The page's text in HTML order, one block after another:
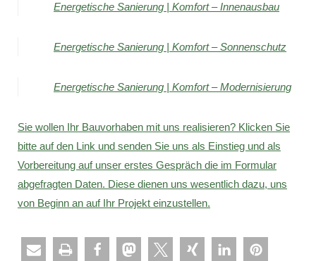
Energetische Sanierung | Komfort – Innenausbau
Energetische Sanierung | Komfort – Sonnenschutz
Energetische Sanierung | Komfort – Modernisierung
Sie wollen Ihr Bauvorhaben mit uns realisieren? Klicken Sie
bitte auf den Link und senden Sie uns als Einstieg und als
Vorbereitung auf unser erstes Gespräch die im Formular
abgefragten Daten. Diese dienen uns wesentlich dazu, uns
von Beginn an auf Ihr Projekt einzustellen.